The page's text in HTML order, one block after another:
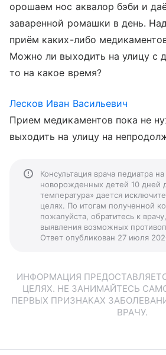
орошаем нос аквалор бэби и
заваренной ромашки в день.
приём каких-либо
Можно ли выходить на улицу с
то на какое время?
Лесков Иван Васильевич
Прием медикаментов пока не
выходить на улицу на
Консультация врача педиатра
новорожденных детей 10 дней
температура» дается
целях. По итогам полученной
пожалуйста, обратитесь к
выявления возможных
Ответ опубликован 27 июля
ИНФОРМАЦИЯ
ЦЕЛЯХ. НЕ ЗАНИМАЙТЕСЬ
ПЕРВЫХ ПРИЗНАКАХ
ВРАЧУ.